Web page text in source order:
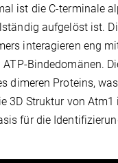
ist die C-terminale
aufgelöst ist.
interagieren eng
Bindedomänen.
dimeren Proteins,
3D Struktur von Atm1
für die